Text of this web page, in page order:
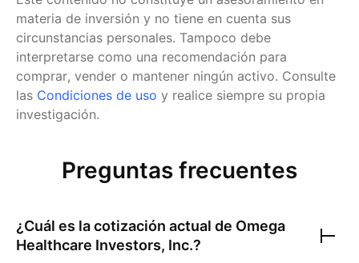
materia de inversión y no tiene en cuenta sus
circunstancias personales. Tampoco debe
interpretarse como una recomendación para
comprar, vender o mantener ningún activo. Consulte
las Condiciones de uso y realice siempre su propia
investigación.
Preguntas frecuentes
¿Cuál es la cotización actual de Omega
Healthcare Investors, Inc.?